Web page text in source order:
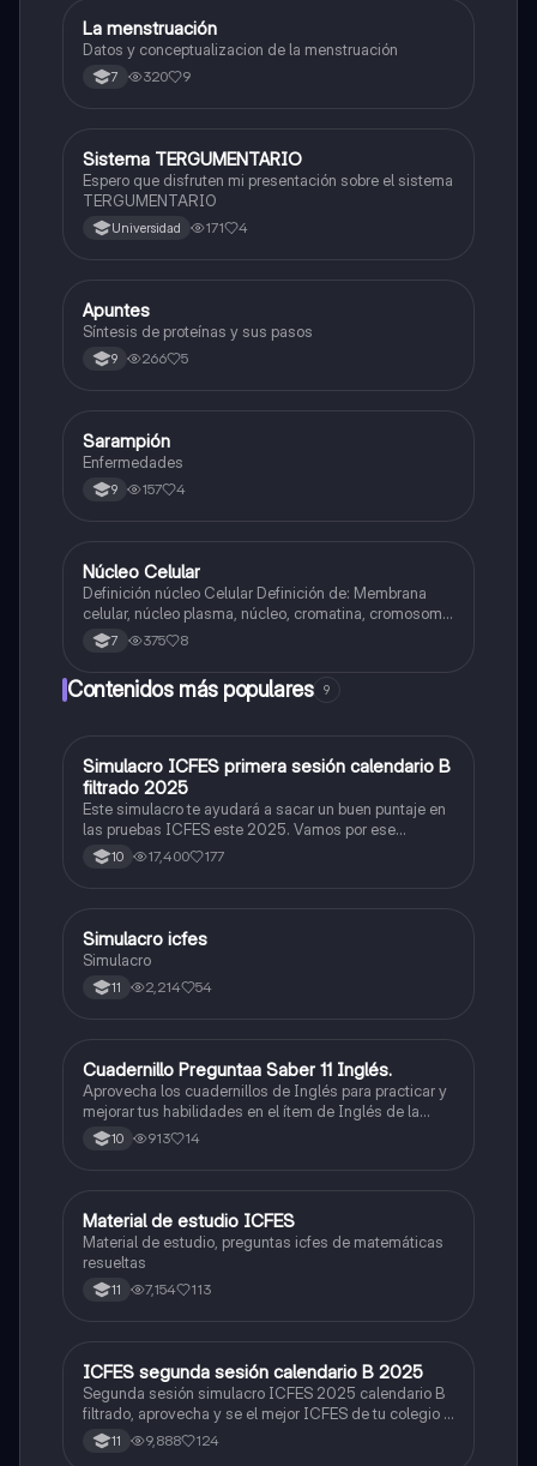
Biologia
La menstruación
Datos y conceptualizacion de la menstruación
7 320 9
Biologia
Sistema TERGUMENTARIO
Espero que disfruten mi presentación sobre el sistema
TERGUMENTARIO
Universidad 171 4
Biologia
Apuntes
Síntesis de proteínas y sus pasos
9 266 5
Biologia
Sarampión
Enfermedades
9 157 4
Biologia
Núcleo Celular
Definición núcleo Celular Definición de: Membrana
celular, núcleo plasma, núcleo, cromatina, cromosoma
Interfase Fases de la interfase
7 375 8
Contenidos más populares 9
ICFES: Matemáticas
Simulacro ICFES primera sesión calendario B
filtrado 2025
Este simulacro te ayudará a sacar un buen puntaje en
las pruebas ICFES este 2025. Vamos por ese
500/500. Y poder ser admitido en la universidad que
quieras, estudiar la carrera que quieres y no la que te
10 17,400 177
ICFES: Lectura Crítica
Simulacro icfes
Simulacro
11 2,214 54
ICFES: Inglés
Cuadernillo Preguntaa Saber 11 Inglés.
Aprovecha los cuadernillos de Inglés para practicar y
mejorar tus habilidades en el ítem de Inglés de la
Prueba Saber 11. 🫡
10 913 14
ICFES: Matemáticas
Material de estudio ICFES
Material de estudio, preguntas icfes de matemáticas
resueltas
11 7,154 113
ICFES: Lectura Crítica
ICFES segunda sesión calendario B 2025
Segunda sesión simulacro ICFES 2025 calendario B
filtrado, aprovecha y se el mejor ICFES de tu colegio y
poder ingresar a universidad, y estudiar aquella
carrera con la que tanto sueñas.
11 9,888 124